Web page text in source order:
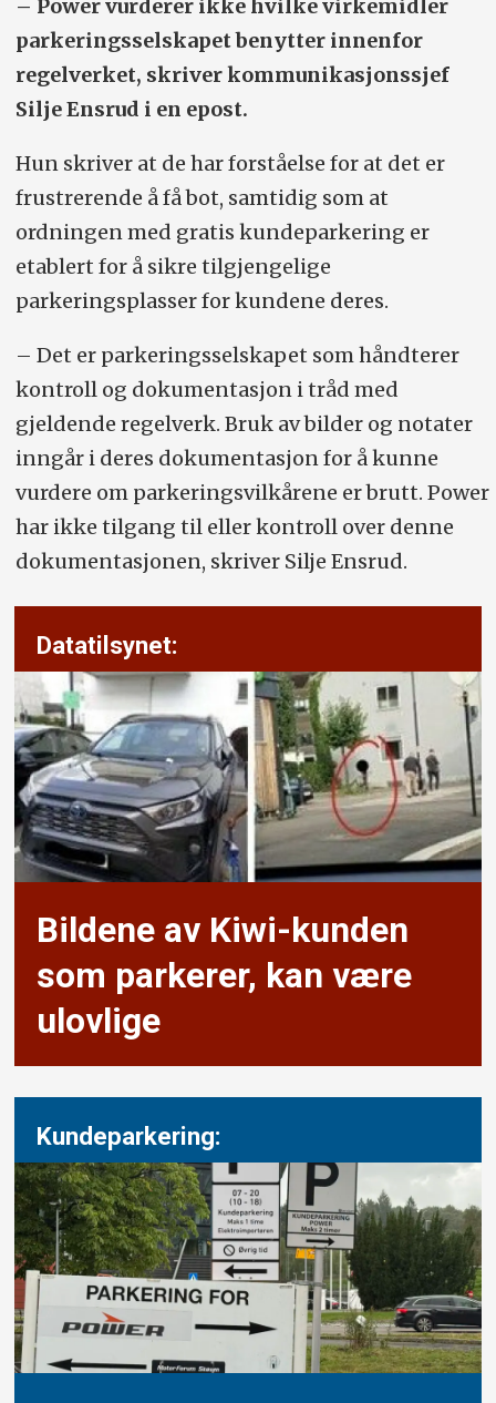
– Power vurderer ikke hvilke virkemidler
parkeringsselskapet benytter innenfor
regelverket, skriver kommunikasjonssjef
Silje Ensrud i en epost.
Hun skriver at de har forståelse for at det er
frustrerende å få bot, samtidig som at
ordningen med gratis kundeparkering er
etablert for å sikre tilgjengelige
parkeringsplasser for kundene deres.
– Det er parkeringsselskapet som håndterer
kontroll og dokumentasjon i tråd med
gjeldende regelverk. Bruk av bilder og notater
inngår i deres dokumentasjon for å kunne
vurdere om parkeringsvilkårene er brutt. Power
har ikke tilgang til eller kontroll over denne
dokumentasjonen, skriver Silje Ensrud.
Datatilsynet:
Bildene av Kiwi-kunden
som parkerer, kan være
ulovlige
Kundeparkering: